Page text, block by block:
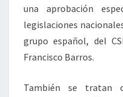
una aprobación
legislaciones
grupo español, del
Francisco Barros.
También se tratan